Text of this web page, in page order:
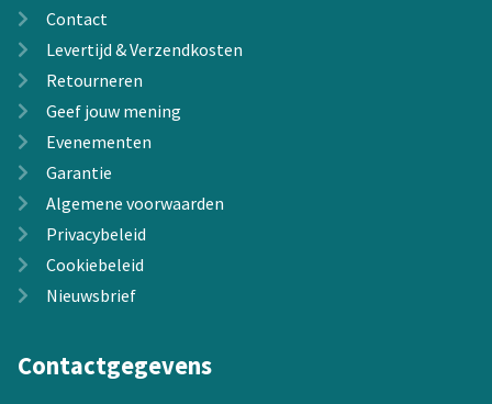
Contact
Levertijd & Verzendkosten
Retourneren
Geef jouw mening
Evenementen
Garantie
Algemene voorwaarden
Privacybeleid
Cookiebeleid
Nieuwsbrief
Contactgegevens